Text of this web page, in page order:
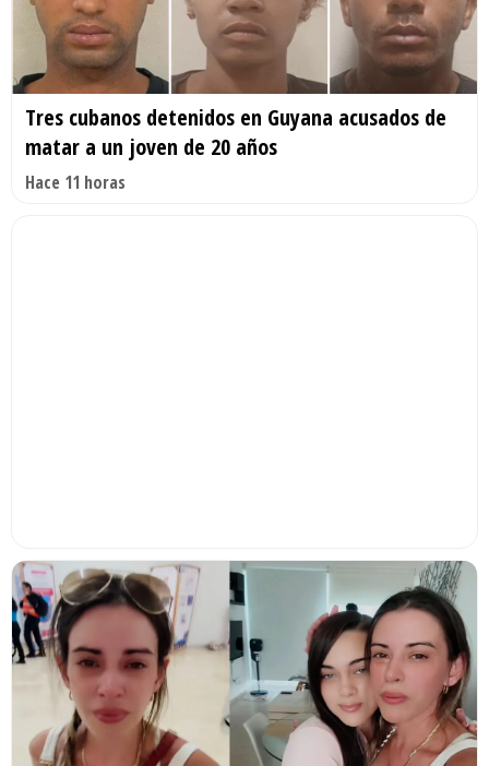
Tres cubanos detenidos en Guyana acusados de
matar a un joven de 20 años
Hace 11 horas